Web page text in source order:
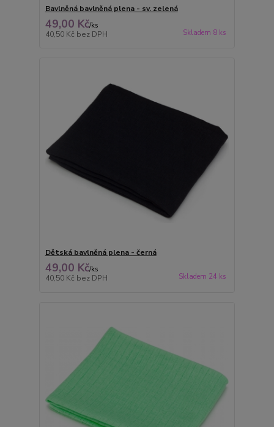
Bavlněná bavlněná plena - sv. zelená
49,00 Kč/ks
40,50 Kč bez DPH Skladem 8 ks
Dětská bavlněná plena - černá
49,00 Kč/ks
40,50 Kč bez DPH Skladem 24 ks